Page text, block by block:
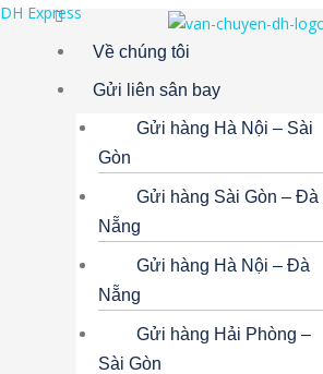
DH Express
Menu
Về chúng tôi
Gửi liên sân bay
Gửi hàng Hà Nội – Sài
Gòn
Gửi hàng Sài Gòn – Đà
Nẵng
Gửi hàng Hà Nội – Đà
Nẵng
Gửi hàng Hải Phòng –
Sài Gòn